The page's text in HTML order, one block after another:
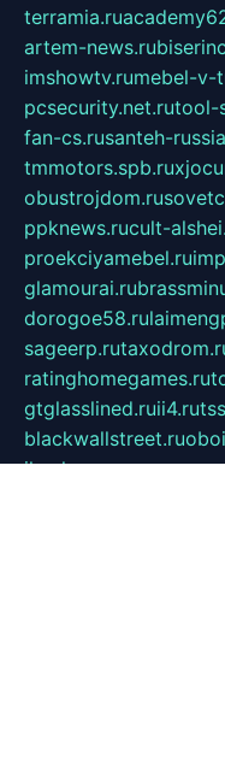
terramia.ru
artem-news.ru
imshowtv.rumebel-v-
pcsecurity.net.rutool-
fan-cs.rusanteh-
tmmotors.spb.ru
obustrojdom.ru
ppknews.rucult-
proekciyamebel.ru
glamourai.ru
dorogoe58.ru
sageerp.ru
ratinghomegames.ru
gtglasslined.ruii4.ru
blackwallstreet.ru
ikuch.runycr.org.ru